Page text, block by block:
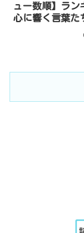
ュー数順】ラン
心に響く言葉た